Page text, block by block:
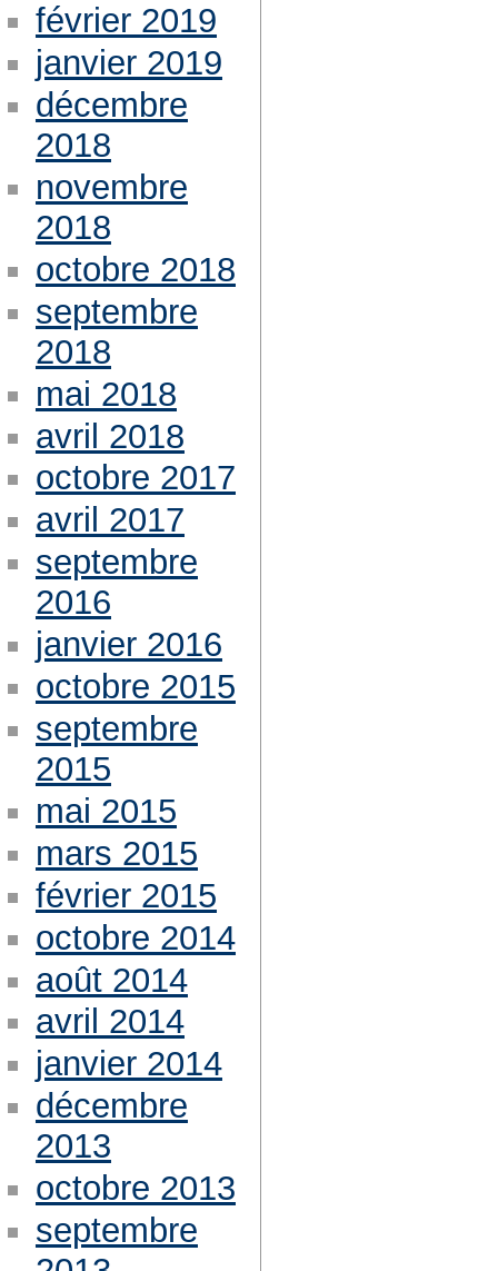
février 2019
janvier 2019
décembre
2018
novembre
2018
octobre 2018
septembre
2018
mai 2018
avril 2018
octobre 2017
avril 2017
septembre
2016
janvier 2016
octobre 2015
septembre
2015
mai 2015
mars 2015
février 2015
octobre 2014
août 2014
avril 2014
janvier 2014
décembre
2013
octobre 2013
septembre